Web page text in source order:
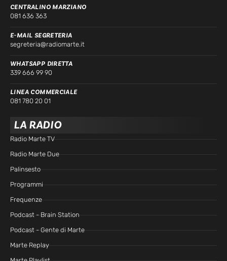
CENTRALINO MARZIANO
081 636 363
E-MAIL SEGRETERIA
segreteria@radiomarte.it
WHATSAPP DIRETTA
339 666 99 90
LINEA COMMERCIALE
081 780 20 01
LA RADIO
Radio Marte TV
Radio Marte Due
Palinsesto
Programmi
Frequenze
Podcast - Brain Station
Podcast - Gente di Marte
Marte Replay